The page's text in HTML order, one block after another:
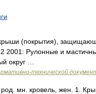
(покрытия),
2001: Рулонные и
округ …
технической
мн. кровель, жен. 1.